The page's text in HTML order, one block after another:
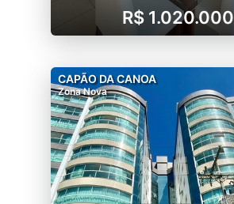
R$ 1.020.000
CAPÃO DA CANOA
Zona Nova